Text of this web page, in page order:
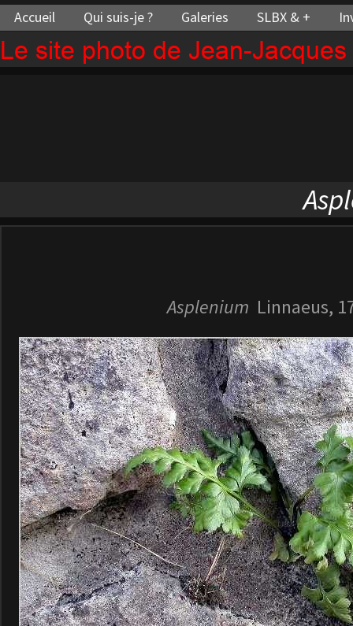
Le site photo de Jean-
Accueil Qui suis-je ? Galeries SLBX & +
Asplenium Linnaeus,